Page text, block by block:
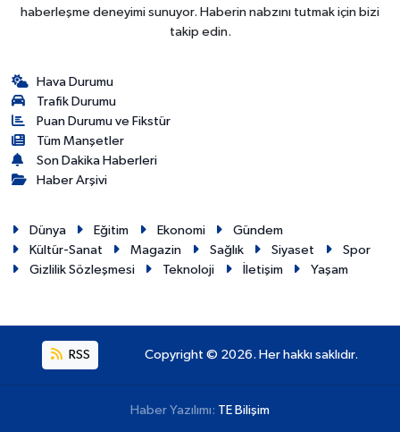
haberleşme deneyimi sunuyor. Haberin nabzını tutmak için bizi
takip edin.
Hava Durumu
Trafik Durumu
Puan Durumu ve Fikstür
Tüm Manşetler
Son Dakika Haberleri
Haber Arşivi
Dünya Eğitim Ekonomi
Gündem
Kültür-Sanat
Magazin Sağlık Siyaset
Spor
Gizlilik Sözleşmesi
Teknoloji İletişim Yaşam
RSS Copyright © 2026. Her hakkı saklıdır.
Haber Yazılımı: TE Bilişim